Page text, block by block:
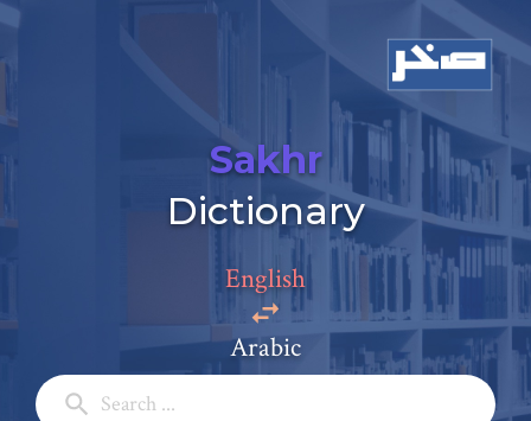
Sakhr
Dictionary
English
Arabic
Add a comment